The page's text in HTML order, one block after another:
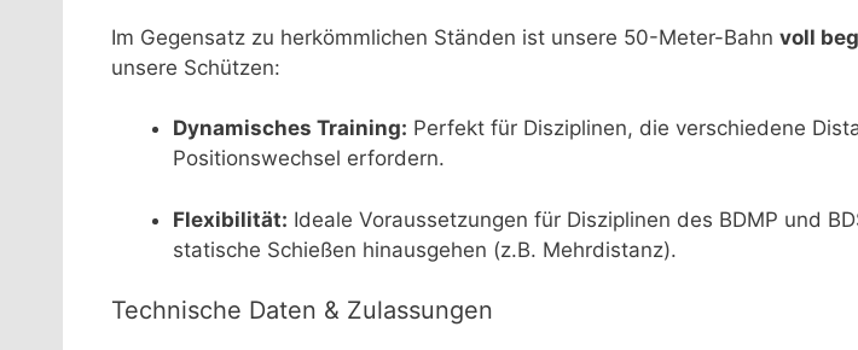
Im Gegensatz zu herkömmlichen Ständen ist unsere 50-Meter-Bahn voll
unsere Schützen:
Dynamisches Training: Perfekt für Disziplinen, die verschiedene
Positionswechsel erfordern.
Flexibilität: Ideale Voraussetzungen für Disziplinen des BDMP und
statische Schießen hinausgehen (z.B. Mehrdistanz).
Technische Daten & Zulassungen